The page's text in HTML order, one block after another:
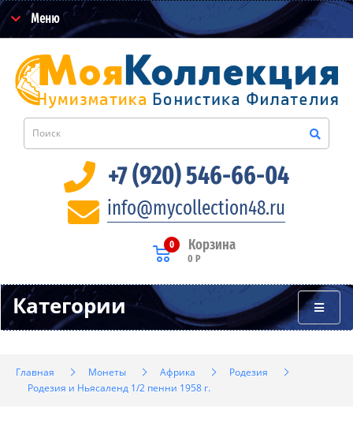
Меню
+7 (920) 546-66-04
info@mycollection48.ru
Корзина
0
0 Р
Категории
Главная Монеты Африка
Родезия
Родезия и Ньясаленд 1/2 пенни 1958 г.